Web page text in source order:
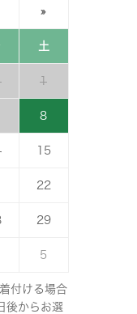
»
土
1
8
15
22
29
5
付ける場合
後からお選